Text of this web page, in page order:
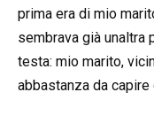
prima era di mio
sembrava già unaltra
testa: mio marito,
abbastanza da capire